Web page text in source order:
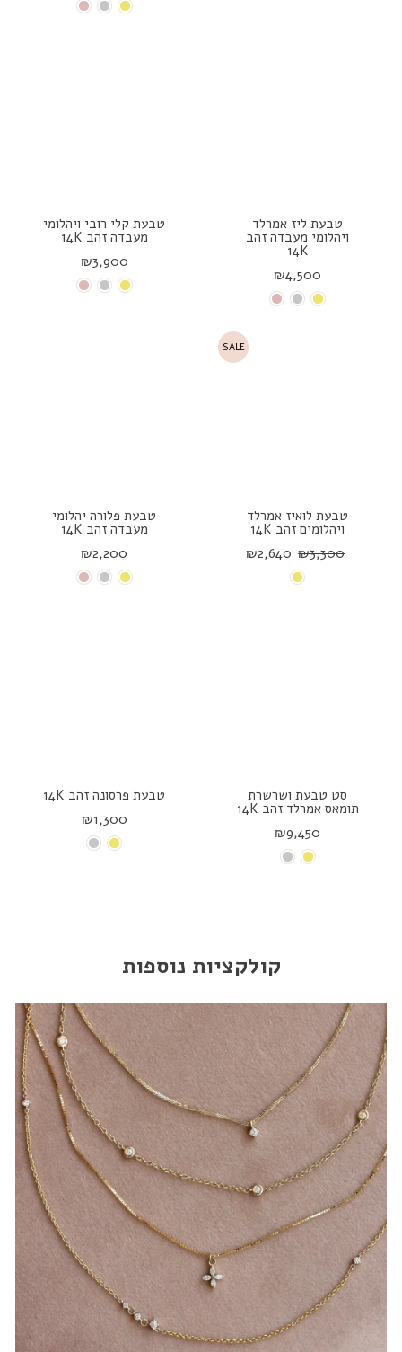
טבעת ליז אמרלד
ויהלומי מעבדה זהב
14K
₪4,500
טבעת קלי רובי ויהלומי
מעבדה זהב 14K
₪3,900
טבעת לואיז אמרלד
ויהלומים זהב 14K
₪2,640 ₪3,300
SALE
טבעת פלורה יהלומי
מעבדה זהב 14K
₪2,200
סט טבעת ושרשרת
תומאס אמרלד זהב 14K
₪9,450
טבעת פרסונה זהב 14K
₪1,300
קולקציות נוספות